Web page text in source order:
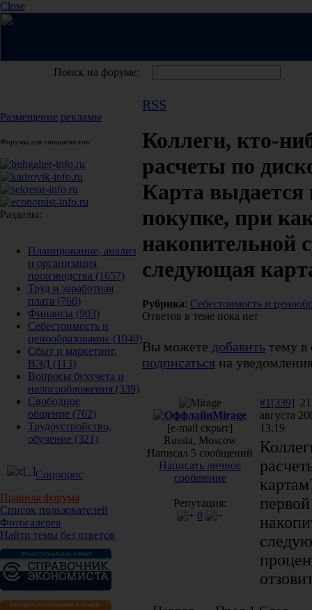
Close
Поиск на форуме:
Размещение рекламы
Форумы для специалистов:
Разделы:
Планирование, анализ
и организация
производства (1657)
Труд и заработная
плата (766)
Финансы (903)
Себестоимость и
ценообразование (1040)
Сбыт и маркетинг,
ВЭД (113)
Вопросы бухучета и
налогообложения (339)
Свободное
общение (762)
Трудоустройство,
обучение (321)
Соцопрос
Правила форума
Список пользователей
Фотогалерея
Найти темы без ответов
RSS
Коллеги, кто-
расчеты по
Карта выдается
покупке, при
накопительной
следующая
Рубрика: Себестоимость и
Ответов в теме пока нет
Вы можете добавить тему в
подписаться на
Mirage
[e-mail скрыт]
Russia, Moscow
Написал 5 сообщений
Написать личное
сообщение
Репутация:
0
#1[339] 21
августа
13:19